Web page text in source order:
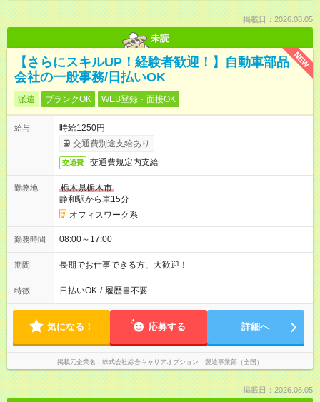
掲載日：2026.08.05
未読
NEW
【さらにスキルUP！経験者歓迎！】自動車部品
会社の一般事務/日払いOK
派遣 ブランクOK WEB登録・面接OK
給与
時給1250円
交通費別途支給あり
交通費 交通費規定内支給
勤務地
栃木県栃木市
静和駅から車15分
オフィスワーク系
勤務時間 08:00～17:00
期間 長期でお仕事できる方、大歓迎！
特徴 日払いOK / 履歴書不要
気になる！ 応募する 詳細へ
掲載元企業名 株式会社綜合キャリアオプション 製造事業部（全国）
掲載日：2026.08.05